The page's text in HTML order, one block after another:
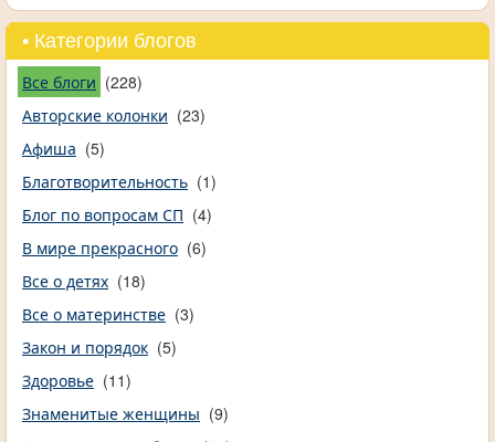
• Категории блогов
Все блоги (228)
Авторские колонки (23)
Афиша (5)
Благотворительность (1)
Блог по вопросам СП (4)
В мире прекрасного (6)
Все о детях (18)
Все о материнстве (3)
Закон и порядок (5)
Здоровье (11)
Знаменитые женщины (9)